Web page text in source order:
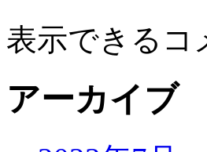
表示できるコ
アーカイブ